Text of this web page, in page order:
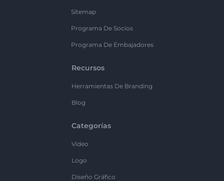
Sitemap
Programa De Socios
Programa De Embajadores
Recursos
Herramientas De Branding
Blog
Categorías
Vídeo
Logo
Diseño Gráfico